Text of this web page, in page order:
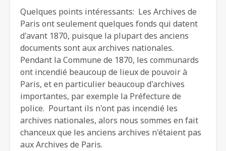
Quelques points intéressants: Les Archives de
Paris ont seulement quelques fonds qui datent
d'avant 1870, puisque la plupart des anciens
documents sont aux archives nationales.
Pendant la Commune de 1870, les communards
ont incendié beaucoup de lieux de pouvoir à
Paris, et en particulier beaucoup d'archives
importantes, par exemple la Préfecture de
police. Pourtant ils n'ont pas incendié les
archives nationales, alors nous sommes en fait
chanceux que les anciens archives n'étaient pas
aux Archives de Paris.